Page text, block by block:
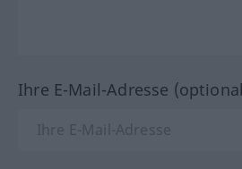
Ihre E-Mail-Adresse